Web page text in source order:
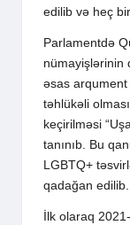
edilib və heç
Parlamentdə
nümayişlərinin
əsas
təhlükəli
keçirilməsi
tanınıb. Bu
LGBTQ+
qadağan edilib.
İlk olaraq